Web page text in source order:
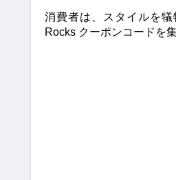
消費者は、スタイルを
Rocks クーポンコードを